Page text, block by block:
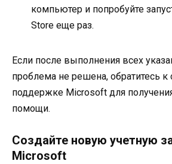
компьютер и попробуйте
Store еще раз.
Если после выполнения всех
проблема не решена, обратитесь
поддержке Microsoft для
помощи.
Создайте новую учетную
Microsoft